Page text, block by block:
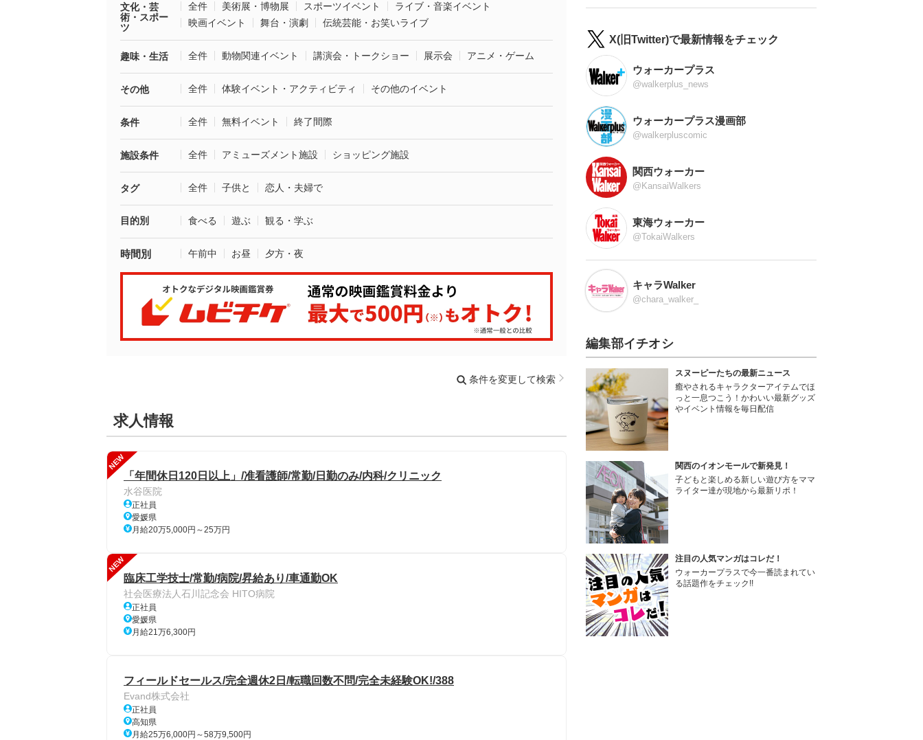
文化・芸
術・スポー
ツ
全件 美術展・博物展 スポーツイベント
ライブ・音楽イベント
映画イベント
舞台・演劇 伝統芸能・お笑いライブ
趣味・生活 全件 動物関連イベント 講演会・トークショー 展示会 アニメ・ゲーム
その他 全件 体験イベント・アクティビティ その他のイベント
条件 全件 無料イベント 終了間際
施設条件 全件 アミューズメント施設 ショッピング施設
タグ 全件 子供と 恋人・夫婦で
目的別 食べる 遊ぶ 観る・学ぶ
時間別 午前中 お昼 夕方・夜
条件を変更して検索
求人情報
NEW
「年間休日120日以上」/准看護師/常勤/日勤のみ/内科/クリニック
水谷医院
正社員
愛媛県
月給20万5,000円～25万円
NEW
臨床工学技士/常勤/病院/昇給あり/車通勤OK
社会医療法人石川記念会 HITO病院
正社員
愛媛県
月給21万6,300円
フィールドセールス/完全週休2日/転職回数不問/完全未経験OK!/388
Evand株式会社
正社員
高知県
月給25万6,000円～58万9,500円
X(旧Twitter)で最新情報をチェック
ウォーカープラス
@walkerplus_news
ウォーカープラス漫画部
@walkerpluscomic
関西ウォーカー
@KansaiWalkers
東海ウォーカー
@TokaiWalkers
キャラWalker
@chara_walker_
編集部イチオシ
スヌーピーたちの最新ニュース
癒やされるキャラクターアイテムでほ
っと一息つこう！かわいい最新グッズ
やイベント情報を毎日配信
関西のイオンモールで新発見！
子どもと楽しめる新しい遊び方をママ
ライター達が現地から最新リポ！
注目の人気マンガはコレだ！
ウォーカープラスで今一番読まれてい
る話題作をチェック!!